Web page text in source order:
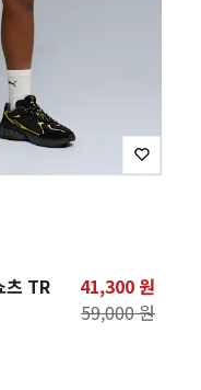
츠 TR
41,300 원
59,000 원